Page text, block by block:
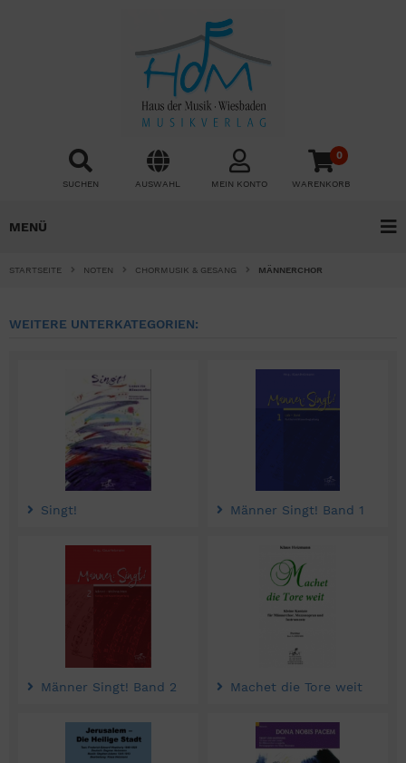
SUCHEN AUSWAHL MEIN KONTO
0
WARENKORB
MENÜ
STARTSEITE NOTEN CHORMUSIK & GESANG MÄNNERCHOR
WEITERE UNTERKATEGORIEN:
Singt! Männer Singt! Band 1
Männer Singt! Band 2 Machet die Tore weit